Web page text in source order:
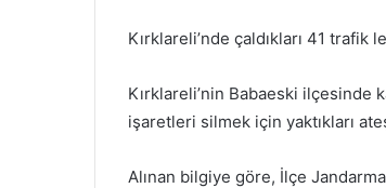
Kırklareli’nde çaldıkları 41 trafik
Kırklareli’nin Babaeski ilçesinde
işaretleri silmek için yaktıkları
Alınan bilgiye göre, İlçe